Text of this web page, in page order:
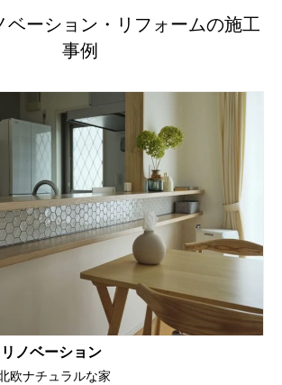
ベーション・リフォームの施工
事例
ノベーション
欧ナチュラルな家